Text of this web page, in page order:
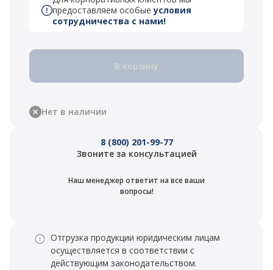
предоставляем особыеусловия
сотрудничества с нами!
В корзину
Нет в наличии
8 (800) 201-99-77
Звоните за консультацией
Наш менеджер ответит на все ваши
вопросы!
Отгрузка продукции юридическим лицам
осуществляется в соответствии с
действующим законодательством.